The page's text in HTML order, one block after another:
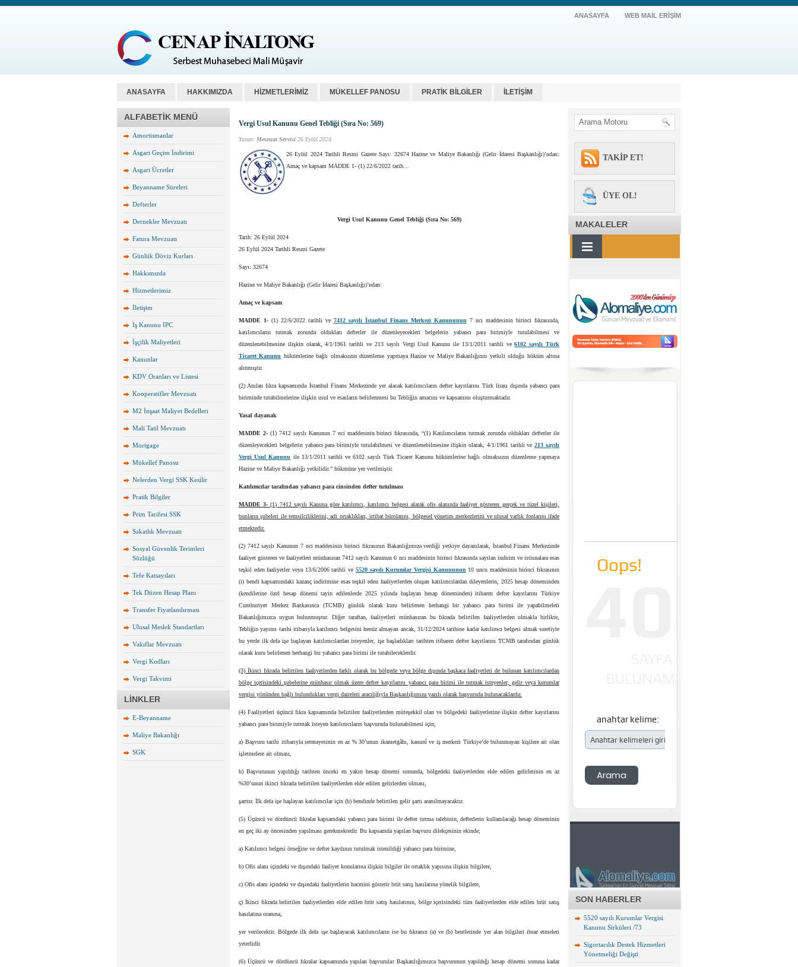
ANASAYFA WEB MAİL ERİŞİM
ANASAYFA HAKKIMIZDA HİZMETLERİMİZ MÜKELLEF PANOSU PRATİK BİLGİLER İLETİŞİM
ALFABETİK MENÜ
Amortismanlar
Asgari Geçim İndirimi
Asgari Ücretler
Beyanname Süreleri
Defterler
Dernekler Mevzuatı
Fatura Mevzuatı
Günlük Döviz Kurları
Hakkımızda
Hizmetlerimiz
İletişim
İş Kanunu IPC
İşçilik Maliyetleri
Kanunlar
KDV Oranları ve Listesi
Kooperatifler Mevzuatı
M2 İnşaat Maliyet Bedelleri
Mali Tatil Mevzuatı
Mortgage
Mükellef Panosu
Nelerden Vergi SSK Kesilir
Pratik Bilgiler
Prim Tarifesi SSK
Sakatlık Mevzuatı
Sosyal Güvenlik Terimleri
Sözlüğü
Tefe Katsayıları
Tek Düzen Hesap Planı
Transfer Fiyatlandırması
Ulusal Meslek Standartları
Vakıflar Mevzuatı
Vergi Kodları
Vergi Takvimi
LİNKLER
E-Beyanname
Maliye Bakanlığı
SGK
Vergi Usul Kanunu Genel Tebliği (Sıra No: 569)
Yazan: Mevzuat Servisi 26 Eylül 2024
26 Eylül 2024 Tarihli Resmi Gazete Sayı: 32674 Hazine ve Maliye Bakanlığı (Gelir İdaresi Başkanlığı)’ndan:
Amaç ve kapsam MADDE 1- (1) 22/6/2022 tarih…
Vergi Usul Kanunu Genel Tebliği (Sıra No: 569)
Tarih: 26 Eylül 2024
26 Eylül 2024 Tarihli Resmi Gazete
Sayı: 32674
Hazine ve Maliye Bakanlığı (Gelir İdaresi Başkanlığı)’ndan:
Amaç ve kapsam
MADDE 1- (1) 22/6/2022 tarihli ve 7412 sayılı İstanbul Finans Merkezi Kanununun 7 nci maddesinin birinci fıkrasında,
katılımcıların tutmak zorunda oldukları defterler ile düzenleyecekleri belgelerin yabancı para birimiyle tutulabilmesi ve
düzenlenebilmesine ilişkin olarak, 4/1/1961 tarihli ve 213 sayılı Vergi Usul Kanunu ile 13/1/2011 tarihli ve6102 sayılı Türk
Ticaret Kanunu hükümlerine bağlı olmaksızın düzenleme yapmaya Hazine ve Maliye Bakanlığının yetkili olduğu hüküm altına
alınmıştır.
(2) Anılan fıkra kapsamında İstanbul Finans Merkezinde yer alacak katılımcıların defter kayıtlarını Türk lirası dışında yabancı para
biriminde tutabilmelerine ilişkin usul ve esasların belirlenmesi bu Tebliğin amacını ve kapsamını oluşturmaktadır.
Yasal dayanak
MADDE 2- (1) 7412 sayılı Kanunun 7 nci maddesinin birinci fıkrasında, “(1) Katılımcıların tutmak zorunda oldukları defterler ile
düzenleyecekleri belgelerin yabancı para birimiyle tutulabilmesi ve düzenlenebilmesine ilişkin olarak, 4/1/1961 tarihli ve213 sayılı
Vergi Usul Kanunu ile 13/1/2011 tarihli ve 6102 sayılı Türk Ticaret Kanunu hükümlerine bağlı olmaksızın düzenleme yapmaya
Hazine ve Maliye Bakanlığı yetkilidir.” hükmüne yer verilmiştir.
Katılımcılar tarafından yabancı para cinsinden defter tutulması
MADDE 3-(1) 7412 sayılı Kanuna göre katılımcı, katılımcı belgesi alarak ofis alanında faaliyet gösteren gerçek ve tüzel kişileri,
bunların şubeleri ile temsilciliklerini, adi ortaklıkları, irtibat bürolarını, bölgesel yönetim merkezlerini ve ulusal varlık fonlarını ifade
etmektedir.
(2) 7412 sayılı Kanunun 7 nci maddesinin birinci fıkrasının Bakanlığımıza verdiği yetkiye dayanılarak, İstanbul Finans Merkezinde
faaliyet gösteren ve faaliyetleri münhasıran 7412 sayılı Kanunun 6 ncı maddesinin birinci fıkrasında sayılan indirim ve istisnalara esas
teşkil eden faaliyetler veya 13/6/2006 tarihli ve 5520 sayılı Kurumlar Vergisi Kanununun 10 uncu maddesinin birinci fıkrasının
(i) bendi kapsamındaki kazanç indirimine esas teşkil eden faaliyetlerden oluşan katılımcılardan dileyenlerin, 2025 hesap döneminden
(kendilerine özel hesap dönemi tayin edilenlerde 2025 yılında başlayan hesap döneminden) itibaren defter kayıtlarını Türkiye
Cumhuriyet Merkez Bankasınca (TCMB) günlük olarak kuru belirlenen herhangi bir yabancı para birimi ile yapabilmeleri
Bakanlığımızca uygun bulunmuştur. Diğer taraftan, faaliyetleri münhasıran bu fıkrada belirtilen faaliyetlerden olmakla birlikte,
Tebliğin yayımı tarihi itibarıyla katılımcı belgesini henüz almayan ancak, 31/12/2024 tarihine kadar katılımcı belgesi almak suretiyle
bu yerde ilk defa işe başlayan katılımcılardan isteyenler, işe başladıkları tarihten itibaren defter kayıtlarını TCMB tarafından günlük
olarak kuru belirlenen herhangi bir yabancı para birimi ile tutabileceklerdir.
(3) İkinci fıkrada belirtilen faaliyetlerden farklı olarak bu bölgede veya bölge dışında başkaca faaliyetleri de bulunan katılımcılardan
bölge içerisindeki şubelerine münhasır olmak üzere defter kayıtlarını yabancı para birimi ile tutmak isteyenler, gelir veya kurumlar
vergisi yönünden bağlı bulundukları vergi daireleri aracılığıyla Başkanlığımıza yazılı olarak başvuruda bulunacaklardır.
(4) Faaliyetleri üçüncü fıkra kapsamında belirtilen faaliyetlerden müteşekkil olan ve bölgedeki faaliyetlerine ilişkin defter kayıtlarını
yabancı para birimiyle tutmak isteyen katılımcıların başvuruda bulunabilmesi için;
a) Başvuru tarihi itibarıyla sermayesinin en az % 30’unun ikametgâhı, kanunî ve iş merkezi Türkiye’de bulunmayan kişilere ait olan
işletmelere ait olması,
b) Başvurunun yapıldığı tarihten önceki en yakın hesap dönemi sonunda, bölgedeki faaliyetlerden elde edilen gelirlerinin en az
%30’unun ikinci fıkrada belirtilen faaliyetlerden elde edilen gelirlerden olması,
şarttır. İlk defa işe başlayan katılımcılar için (b) bendinde belirtilen gelir şartı aranılmayacaktır.
(5) Üçüncü ve dördüncü fıkralar kapsamdaki yabancı para birimi ile defter tutma talebinin, defterlerin kullanılacağı hesap döneminin
en geç iki ay öncesinden yapılması gerekmektedir. Bu kapsamda yapılan başvuru dilekçesinin ekinde;
a) Katılımcı belgesi örneğine ve defter kaydının tutulmak istenildiği yabancı para birimine,
b) Ofis alanı içindeki ve dışındaki faaliyet konularına ilişkin bilgiler ile ortaklık yapısına ilişkin bilgilere,
c) Ofis alanı içindeki ve dışındaki faaliyetlerin hacmini gösterir brüt satış hasılatına yönelik bilgilere,
ç) İkinci fıkrada belirtilen faaliyetlerden elde edilen brüt satış hasılatının, bölge içerisindeki tüm faaliyetlerden elde edilen brüt satış
hasılatına oranına,
yer verilecektir. Bölgede ilk defa işe başlayacak katılımcıların ise bu fıkranın (a) ve (b) bentlerinde yer alan bilgileri ibraz etmeleri
yeterlidir.
(6) Üçüncü ve dördüncü fıkralar kapsamında yapılan başvurular Başkanlığımızca başvurunun yapıldığı hesap dönemi sonuna kadar
TAKİP ET!
ÜYE OL!
MAKALELER
SON HABERLER
5520 sayılı Kurumlar Vergisi
Kanunu Sirküleri /73
Sigortacılık Destek Hizmetleri
Yönetmeliği Değişti